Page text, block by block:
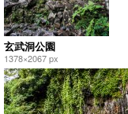
玄武洞公園
1378×2067 px